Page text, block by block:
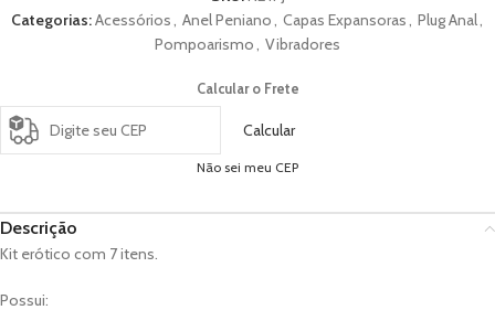
Categorias:Acessórios, Anel Peniano, Capas Expansoras, Plug Anal,
Pompoarismo, Vibradores
Calcular o Frete
Calcular
Não sei meu CEP
Descrição
Kit erótico com 7 itens.
Possui: